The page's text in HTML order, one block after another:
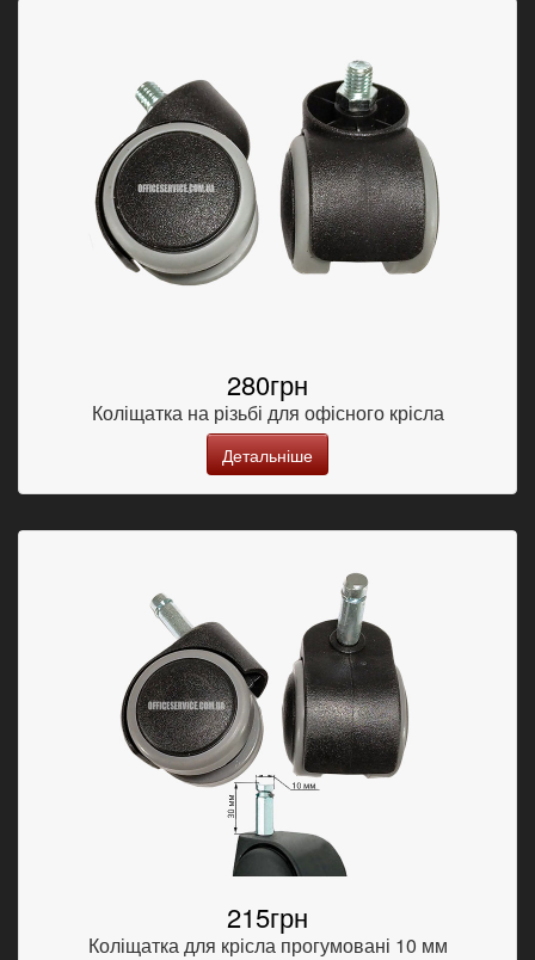
280грн
Коліщатка на різьбі для офісного крісла
Детальніше
215грн
Коліщатка для крісла прогумовані 10 мм